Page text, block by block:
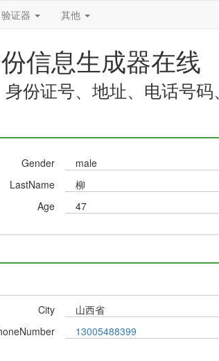
验证器 其他
信息生成器在线
份证号、地址、电话号
Gender
male
LastName
柳
Age
47
City
山西省
13005488399